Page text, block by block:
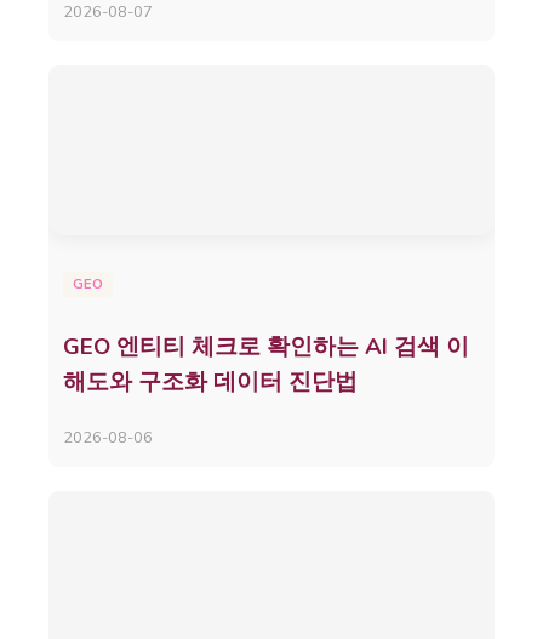
2026-08-07
GEO
GEO 엔티티 체크로 확인하는 AI 검색 이
해도와 구조화 데이터 진단법
2026-08-06